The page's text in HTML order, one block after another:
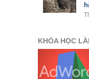
KHÓA HỌC